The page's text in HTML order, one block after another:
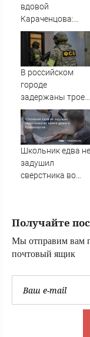
вдовой
Караченцова:
появились
печальные
подробности о
Людмиле
В российском
городе
задержаны трое
подростков,
готовивших
теракт против
военных
Школьник едва не
задушил
сверстника во
Получайте
Мы отправим вам
почтовый ящик